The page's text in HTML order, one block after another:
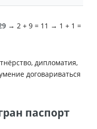
→ 2 + 9 = 11 → 1 + 1 =
дипломатия,
договариваться
паспорт